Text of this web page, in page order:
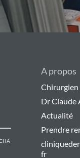
A propos
Chirurgien
Dr Claude
Actualité
Prendre
fr